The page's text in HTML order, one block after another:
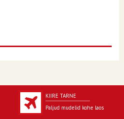
KIIRE TARNE
Paljud mudelid kohe laos